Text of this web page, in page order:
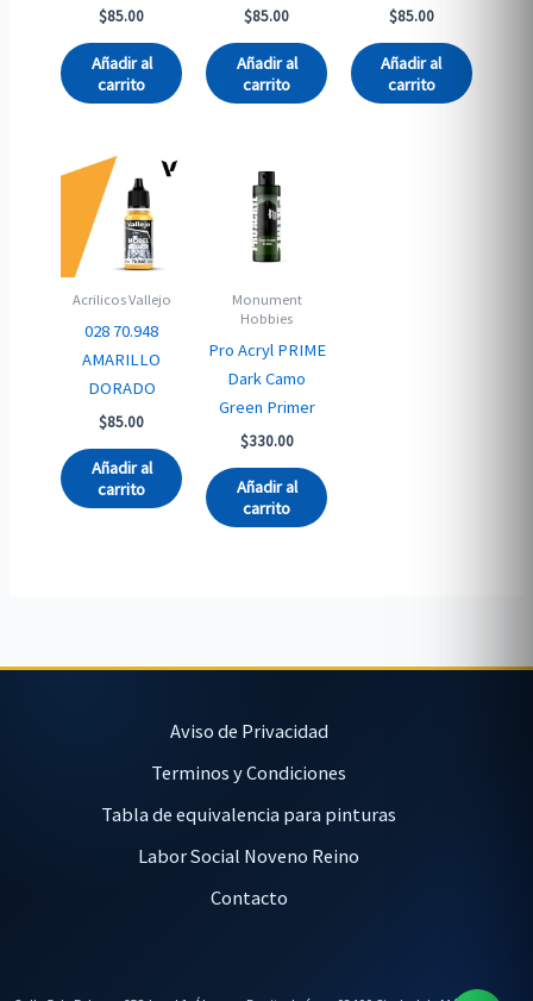
$85.00
Añadir al
carrito
$85.00
Añadir al
carrito
$85.00
Añadir al
carrito
Acrilicos Vallejo
028 70.948
AMARILLO
DORADO
$85.00
Añadir al
carrito
Monument
Hobbies
Pro Acryl PRIME
Dark Camo
Green Primer
$330.00
Añadir al
carrito
Aviso de Privacidad
Terminos y Condiciones
Tabla de equivalencia para pinturas
Labor Social Noveno Reino
Contacto